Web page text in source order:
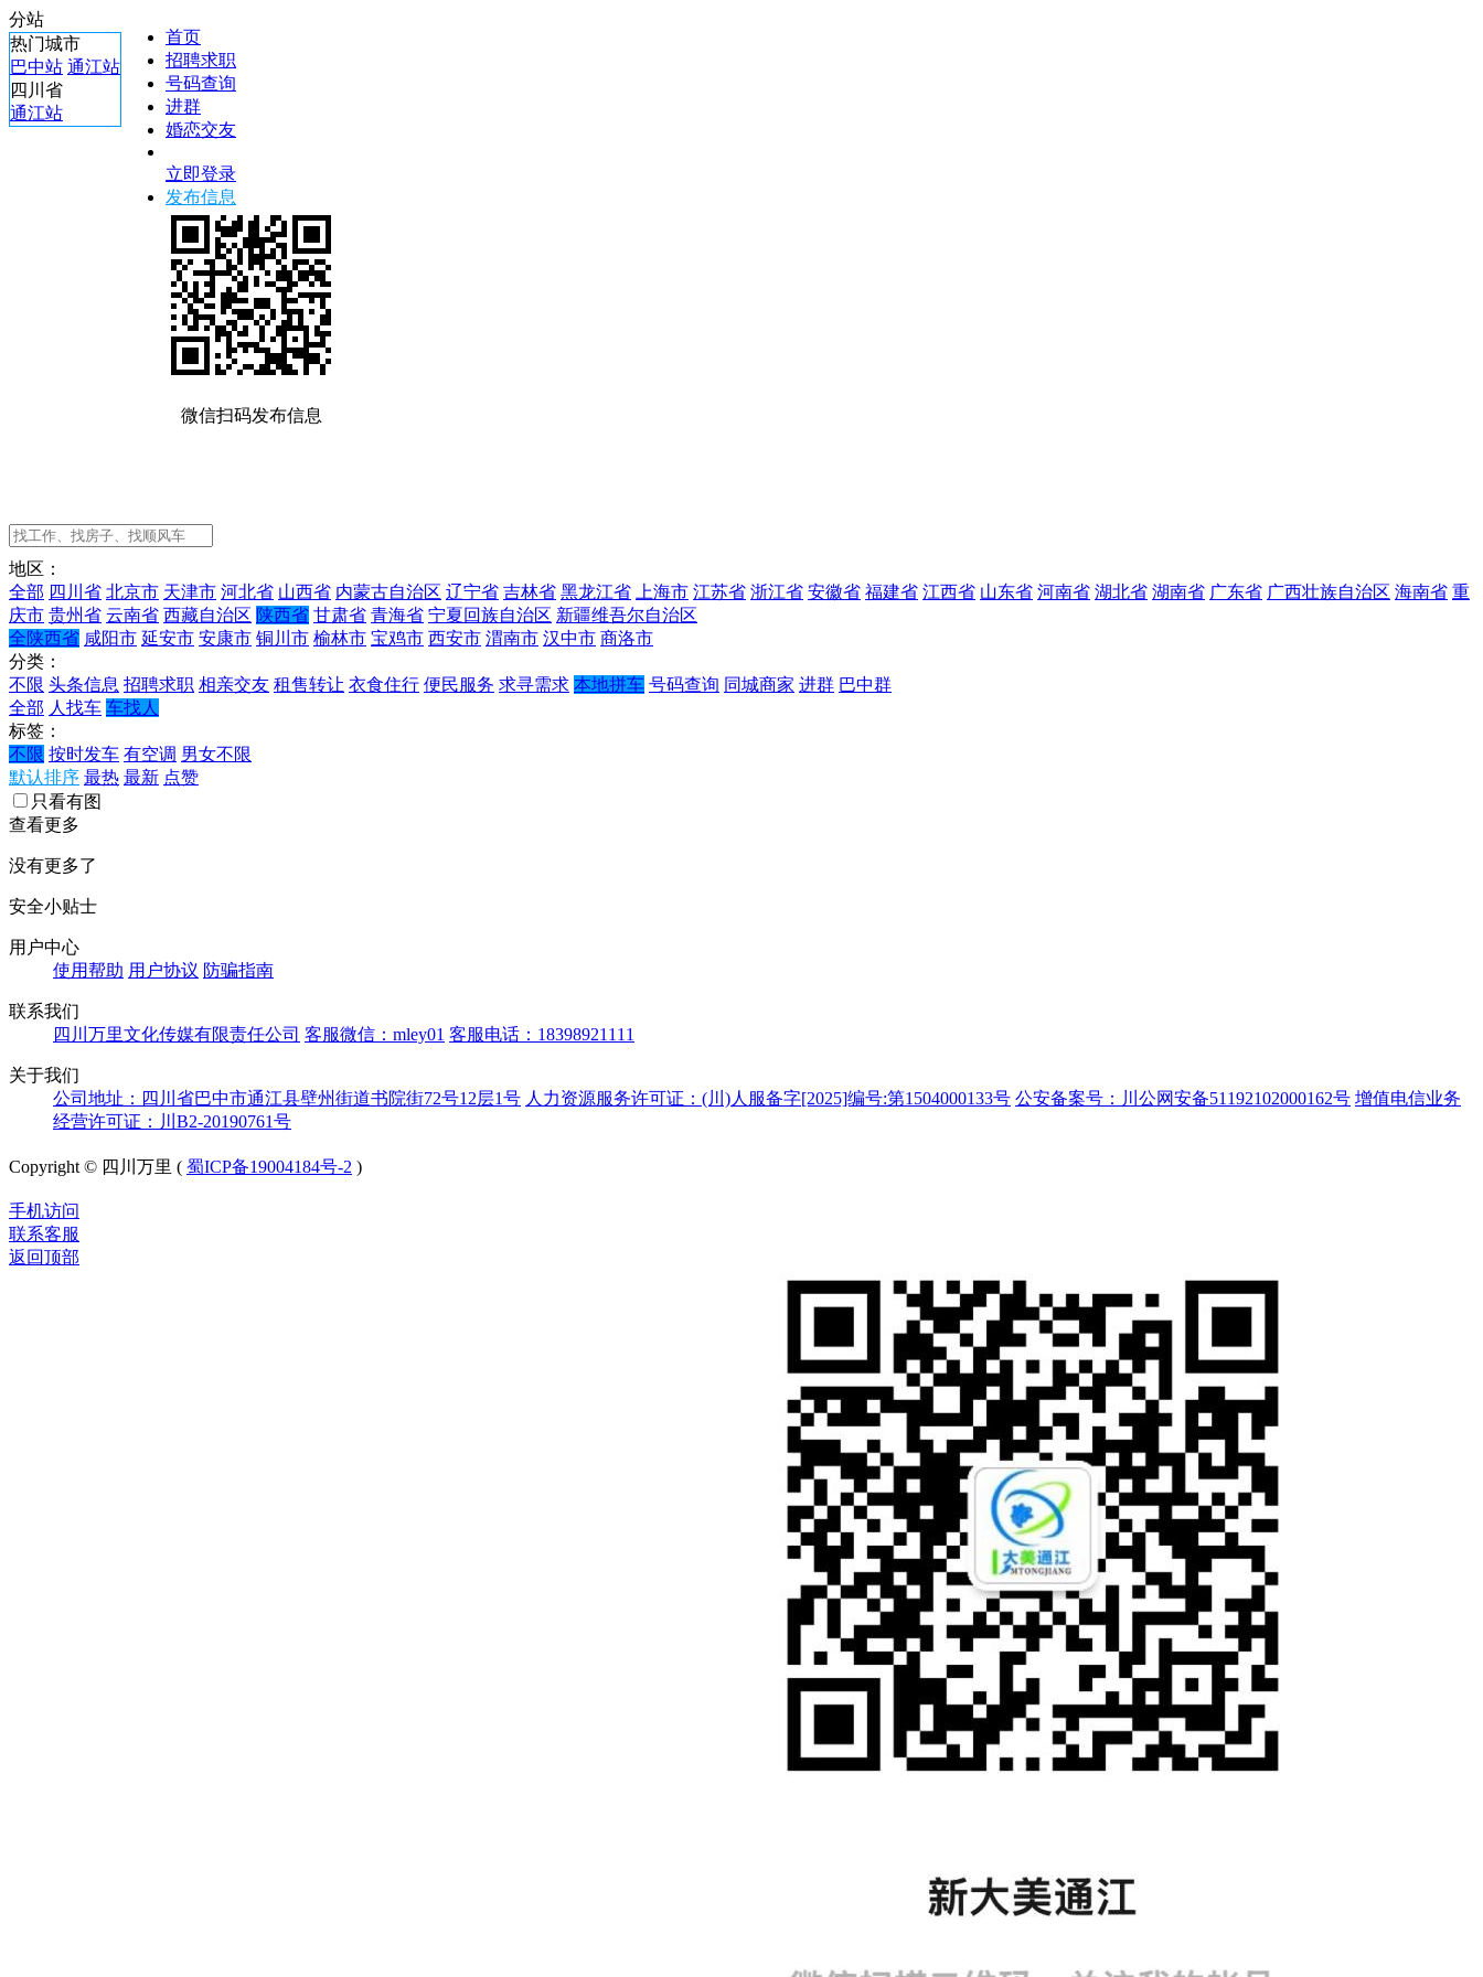
分站
热门城市
巴中站 通江站
四川省
通江站
首页
招聘求职
号码查询
进群
婚恋交友
立即登录
发布信息
微信扫码发布信息
地区：
全部 四川省 北京市 天津市 河北省 山西省 内蒙古自治区 辽宁省 吉林省 黑龙江省 上海市 江苏省 浙江省 安徽省 福建省 江西省 山东省 河南省 湖北省 湖南省 广东省 广西壮族自治区 海南省 重
庆市 贵州省 云南省 西藏自治区 陕西省 甘肃省 青海省 宁夏回族自治区 新疆维吾尔自治区
全陕西省 咸阳市 延安市 安康市 铜川市 榆林市 宝鸡市 西安市 渭南市 汉中市 商洛市
分类：
不限 头条信息 招聘求职 相亲交友 租售转让 衣食住行 便民服务 求寻需求 本地拼车 号码查询 同城商家 进群 巴中群
全部 人找车 车找人
标签：
不限 按时发车 有空调 男女不限
默认排序 最热 最新 点赞
只看有图
查看更多
没有更多了
安全小贴士
用户中心
使用帮助 用户协议 防骗指南
联系我们
四川万里文化传媒有限责任公司 客服微信：mley01 客服电话：18398921111
关于我们
公司地址：四川省巴中市通江县壁州街道书院街72号12层1号 人力资源服务许可证：(川)人服备字[2025]编号:第1504000133号 公安备案号：川公网安备51192102000162号 增值电信业务
经营许可证：川B2-20190761号
Copyright © 四川万里 ( 蜀ICP备19004184号-2 )
手机访问
联系客服
返回顶部